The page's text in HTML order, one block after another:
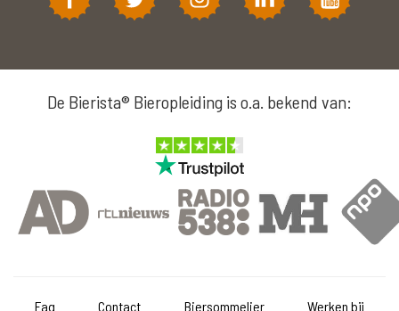
De Bierista® Bieropleiding is o.a. bekend van:
Faq Contact Biersommelier Werken bij